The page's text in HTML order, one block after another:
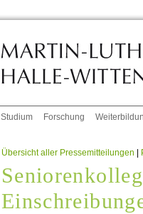
Studium Forschung
Übersicht aller Pressemitteilungen |